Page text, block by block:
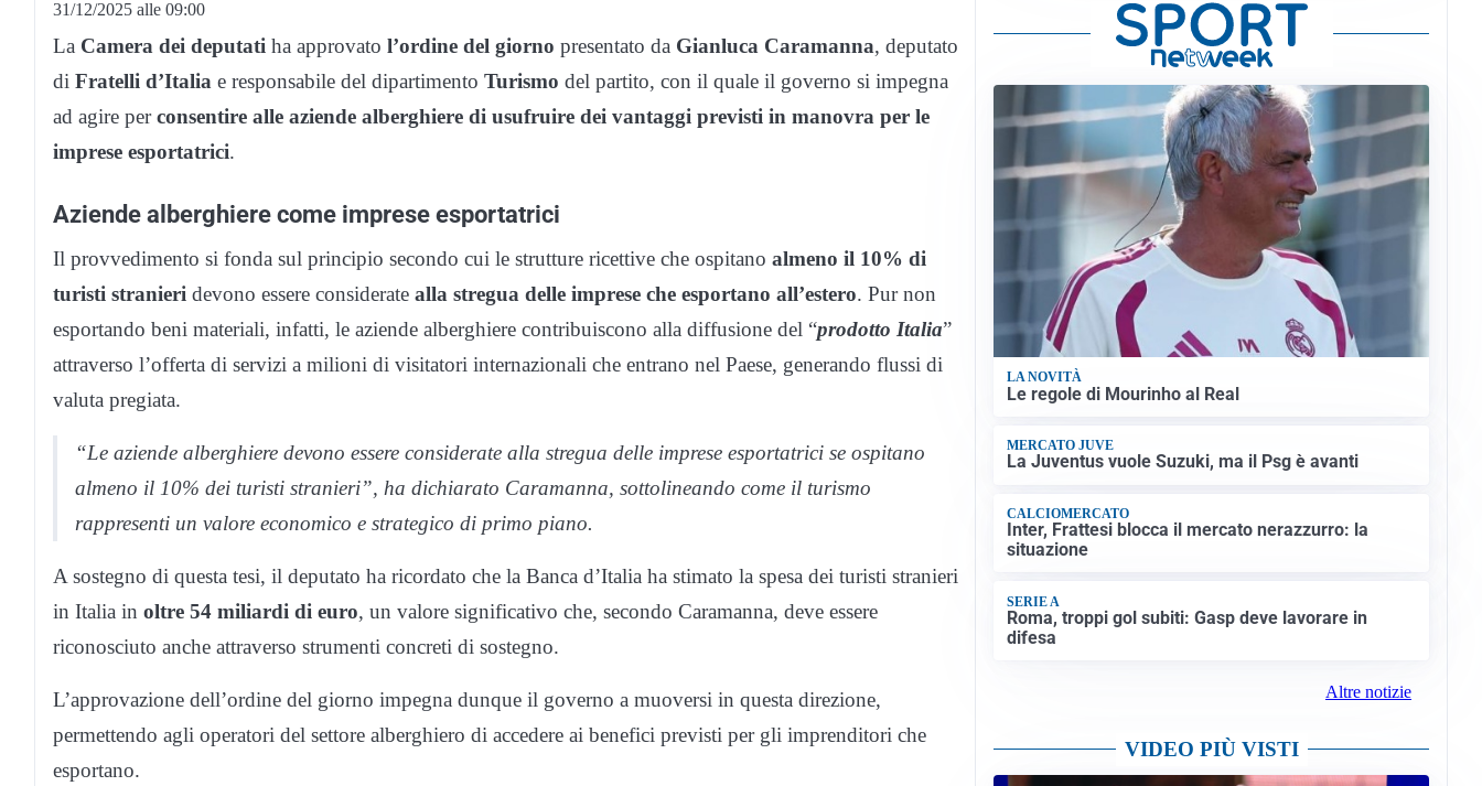
31/12/2025 alle 09:00
La Camera dei deputati ha approvato l’ordine del giorno presentato da Gianluca Caramanna, deputato
di Fratelli d’Italia e responsabile del dipartimento Turismo del partito, con il quale il governo si impegna
ad agire perconsentire alle aziende alberghiere di usufruire dei vantaggi previsti in manovra per le
imprese esportatrici.
Aziende alberghiere come imprese esportatrici
Il provvedimento si fonda sul principio secondo cui le strutture ricettive che ospitano almeno il 10% di
turisti stranieri devono essere considerate alla stregua delle imprese che esportano all’estero. Pur non
esportando beni materiali, infatti, le aziende alberghiere contribuiscono alla diffusione del “prodotto Italia”
attraverso l’offerta di servizi a milioni di visitatori internazionali che entrano nel Paese, generando flussi di
valuta pregiata.
“Le aziende alberghiere devono essere considerate alla stregua delle imprese esportatrici se ospitano
almeno il 10% dei turisti stranieri”, ha dichiarato Caramanna, sottolineando come il turismo
rappresenti un valore economico e strategico di primo piano.
A sostegno di questa tesi, il deputato ha ricordato che la Banca d’Italia ha stimato la spesa dei turisti stranieri
in Italia in oltre 54 miliardi di euro, un valore significativo che, secondo Caramanna, deve essere
riconosciuto anche attraverso strumenti concreti di sostegno.
L’approvazione dell’ordine del giorno impegna dunque il governo a muoversi in questa direzione,
permettendo agli operatori del settore alberghiero di accedere ai benefici previsti per gli imprenditori che
esportano.
LA NOVITÀ
Le regole di Mourinho al Real
MERCATO JUVE
La Juventus vuole Suzuki, ma il Psg è avanti
CALCIOMERCATO
Inter, Frattesi blocca il mercato nerazzurro: la
situazione
SERIE A
Roma, troppi gol subiti: Gasp deve lavorare in
difesa
Altre notizie
VIDEO PIÙ VISTI